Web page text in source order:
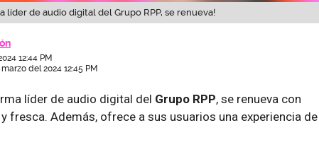
líder de audio digital del Grupo RPP, se renueva!
12:44 PM
del 2024 12:45 PM
líder de audio digital del Grupo RPP, se renueva con
fresca. Además, ofrece a sus usuarios una experiencia de